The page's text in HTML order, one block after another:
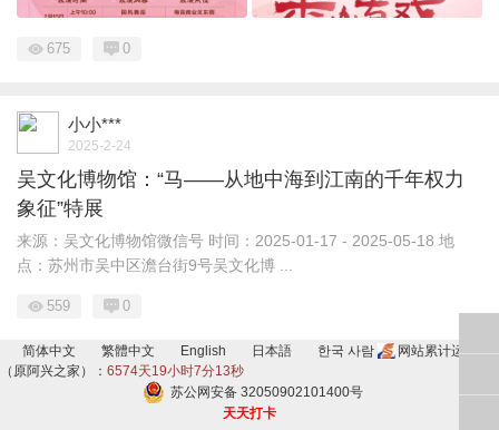
675 0
小小***
2025-2-24
吴文化博物馆：“马——从地中海到江南的千年权力
象征”特展
来源：吴文化博物馆微信号 时间：2025-01-17 - 2025-05-18 地
点：苏州市吴中区澹台街9号吴文化博 ...
559 0
简体中文 繁體中文 English 日本語 한국 사람
网站累计运行
（原阿兴之家）： 6574天19小时7分14秒
苏公网安备 32050902101400号
天天打卡